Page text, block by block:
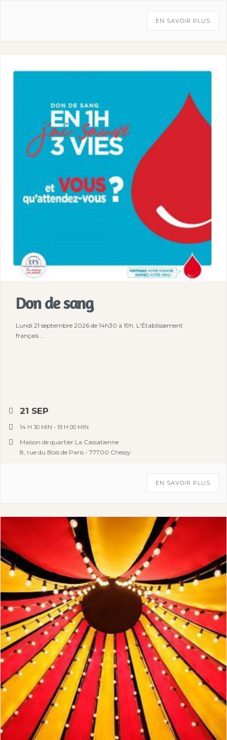
EN SAVOIR PLUS
Don de sang
Lundi 21 septembre 2026 de 14h30 à 19h, L'Établissement
français ...
21 SEP
14 H 30 MIN - 19 H 00 MIN
Maison de quartier La Cassatienne
8, rue du Bois de Paris - 77700 Chessy
EN SAVOIR PLUS